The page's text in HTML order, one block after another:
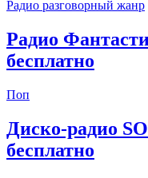
Радио разговорный жанр
Радио
бесплатно
Поп
Диско-радио
бесплатно